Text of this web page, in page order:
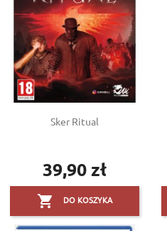
Sker Ritual
Cena
39,90 zł
 DO KOSZYKA